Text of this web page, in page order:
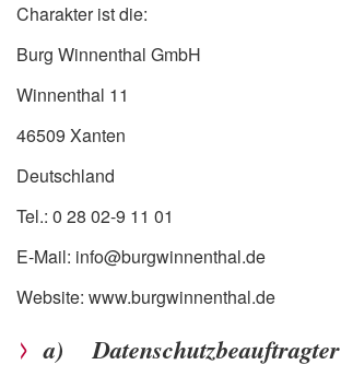
Charakter ist die:
Burg Winnenthal GmbH
Winnenthal 11
46509 Xanten
Deutschland
Tel.: 0 28 02-9 11 01
E-Mail: info@burgwinnenthal.de
Website: www.burgwinnenthal.de
a) Datenschutzbeauftragter